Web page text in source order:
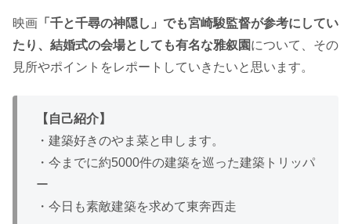
映画 「千と千尋の神隠し」でも宮崎駿監督が参考にしてい
たり、結婚式の会場としても有名な雅叙園について、その
見所やポイントをレポートしていきたいと思います。
【自己紹介】
・建築好きのやま菜と申します。
・今までに約5000件の建築を巡った建築トリッパ
ー
・今日も素敵建築を求めて東奔西走